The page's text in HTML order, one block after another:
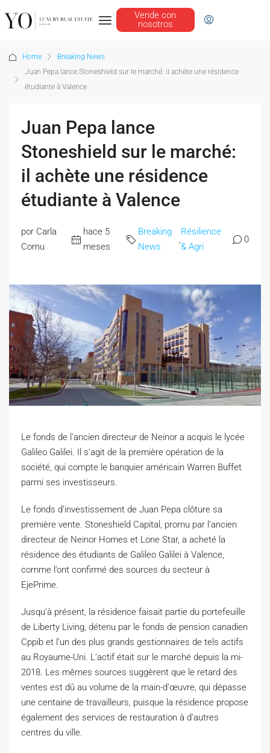
Vende con
nosotros
Home
Breaking News
Juan Pepa lance Stoneshield sur le marché: il achète une résidence
étudiante à Valence
Juan Pepa lance
Stoneshield sur le marché:
il achète une résidence
étudiante à Valence
por Carla
Cornu
hace 5
meses
Breaking
News
Résilience
& Agri
0
Le fonds de l’ancien directeur de Neinor a acquis le lycée
Galileo Galilei. Il s’agit de la première opération de la
société, qui compte le banquier américain Warren Buffet
parmi ses investisseurs.
L e fonds d’investissement de Juan Pepa clôture sa
première vente. Stoneshield Capital, promu par l’ancien
directeur de Neinor Homes et Lone Star, a acheté la
résidence des étudiants de Galileo Galilei à Valence,
comme l’ont confirmé des sources du secteur à
EjePrime.
Jusqu’à présent, la résidence faisait partie du portefeuille
de Liberty Living, détenu par le fonds de pension canadien
Cppib et l’un des plus grands gestionnaires de tels actifs
au Royaume-Uni. L’actif était sur le marché depuis la mi-
2018. Les mêmes sources suggèrent que le retard des
ventes est dû au volume de la main-d’œuvre, qui dépasse
une centaine de travailleurs, puisque la résidence propose
également des services de restauration à d’autres
centres du ville.